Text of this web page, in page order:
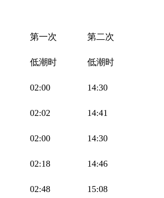
第一次
低潮时
第二次
低潮时
02:00 14:30
02:02 14:41
02:00 14:30
02:18 14:46
02:48 15:08